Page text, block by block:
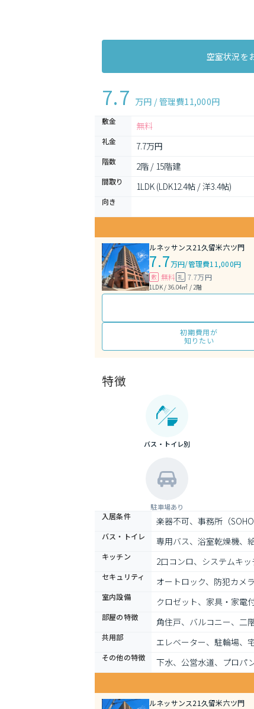
空室状況を
7.7 万円 / 管理費11,000円
敷金 無料
礼金 7.7万円
階数 2階 / 15階建
間取り 1LDK (LDK12.4帖 / 洋3.4帖)
向き
ルネッサンス21久留米六ツ門
7.7万円/管理費11,000円
敷 無料 礼 7.7万円
1LDK / 36.04㎡ / 2階
初期費用が
知りたい
特徴
バス・トイレ別
駐車場あり
入居条件 楽器不可、事務所（
バス・トイレ 専用バス、浴室乾燥機、
キッチン 2口コンロ、システムキ
セキュリティ オートロック、防犯カメラ
室内設備 クロゼット、家具・家電
部屋の特徴 角住戸、バルコニー、二
共用部 エレベーター、駐輪場、
その他の特徴
下水、公営水道、プロパ
ルネッサンス21久留米六ツ門